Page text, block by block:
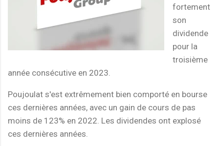
fortement
son
dividende
pour la
troisième
année consécutive en 2023.
Poujoulat s'est extrêmement bien comporté en bourse
ces dernières années, avec un gain de cours de pas
moins de 123% en 2022. Les dividendes ont explosé
ces dernières années.